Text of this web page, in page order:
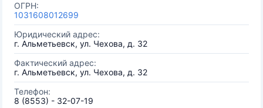
ОГРН:
1031608012699
Юридический адрес:
г. Альметьевск, ул. Чехова, д. 32
Фактический адрес:
г. Альметьевск, ул. Чехова, д. 32
Телефон:
8 (8553) - 32-07-19